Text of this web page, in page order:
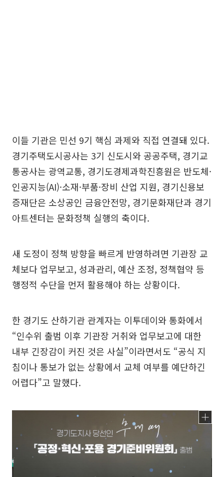
이들 기관은 민선 9기 핵심 과제와 직접 연결돼 있다.
경기주택도시공사는 3기 신도시와 공공주택, 경기교
통공사는 광역교통, 경기도경제과학진흥원은 반도체·
인공지능(AI)·소재·부품·장비 산업 지원, 경기신용보
증재단은 소상공인 금융안전망, 경기문화재단과 경기
아트센터는 문화정책 실행의 축이다.
새 도정이 정책 방향을 빠르게 반영하려면 기관장 교
체보다 업무보고, 성과관리, 예산 조정, 정책협약 등
행정적 수단을 먼저 활용해야 하는 상황이다.
한 경기도 산하기관 관계자는 이투데이와 통화에서
“인수위 출범 이후 기관장 거취와 업무보고에 대한
내부 긴장감이 커진 것은 사실”이라면서도 “공식 지
침이나 통보가 없는 상황에서 교체 여부를 예단하긴
어렵다”고 말했다.